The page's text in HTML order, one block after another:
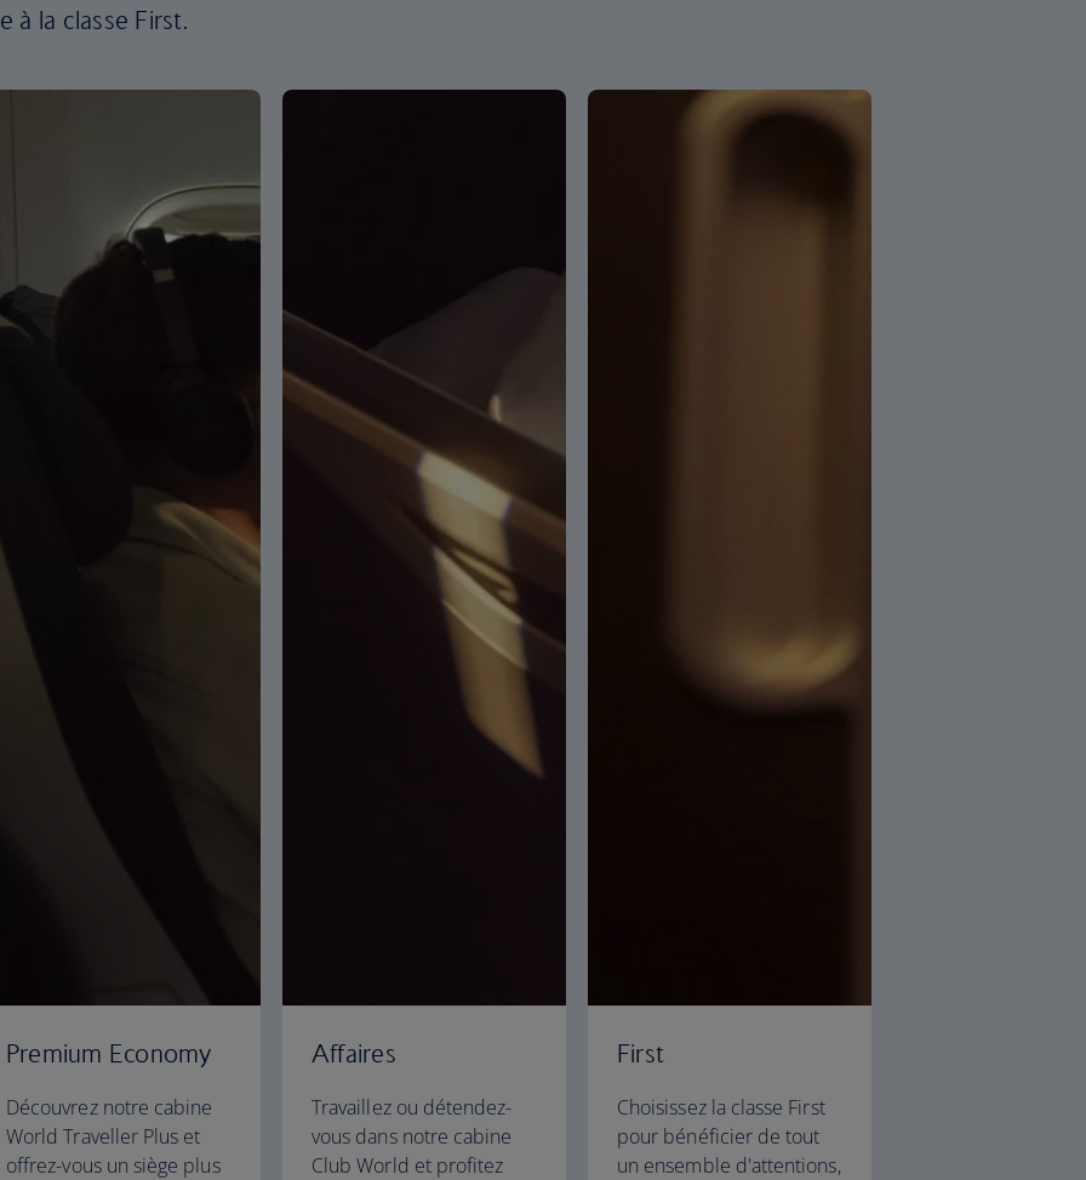
à la classe First.
Premium Economy
Découvrez notre cabine
World Traveller Plus et
offrez-vous un siège plus
Affaires
Travaillez ou détendez-
vous dans notre cabine
Club World et profitez
First
Choisissez la classe First
pour bénéficier de tout
un ensemble d'attentions,